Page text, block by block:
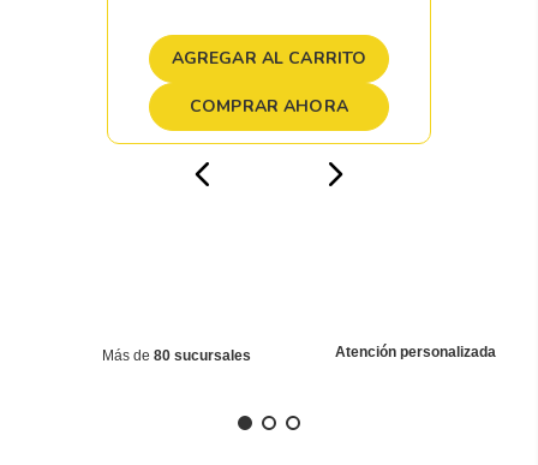
AGREGAR AL CARRITO
COMPRAR AHORA
Más de 80 sucursales Atención personalizada